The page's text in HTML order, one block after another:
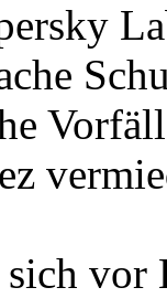
sich vor